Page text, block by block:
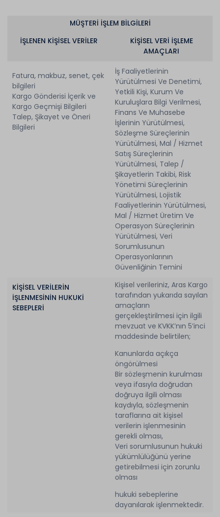
MÜŞTERİ İŞLEM BİLGİLERİ
İŞLENEN KİŞİSEL VERİLER
KİŞİSEL VERİ İŞLEME
AMAÇLARI
Fatura, makbuz, senet, çek
bilgileri
Kargo Gönderisi İçerik ve
Kargo Geçmişi Bilgileri
Talep, Şikayet ve Öneri
Bilgileri
İş Faaliyetlerinin
Yürütülmesi Ve Denetimi,
Yetkili Kişi, Kurum Ve
Kuruluşlara Bilgi Verilmesi,
Finans Ve Muhasebe
İşlerinin Yürütülmesi,
Sözleşme Süreçlerinin
Yürütülmesi, Mal / Hizmet
Satış Süreçlerinin
Yürütülmesi, Talep /
Şikayetlerin Takibi, Risk
Yönetimi Süreçlerinin
Yürütülmesi, Lojistik
Faaliyetlerinin Yürütülmesi,
Mal / Hizmet Üretim Ve
Operasyon Süreçlerinin
Yürütülmesi, Veri
Sorumlusunun
Operasyonlarının
Güvenliğinin Temini
KİŞİSEL VERİLERİN
İŞLENMESİNİN HUKUKİ
SEBEPLERİ
Kişisel verileriniz, Aras Kargo
tarafından yukarıda sayılan
amaçların
gerçekleştirilmesi için ilgili
mevzuat ve KVKK’nın 5’inci
maddesinde belirtilen;
Kanunlarda açıkça
öngörülmesi
Bir sözleşmenin kurulması
veya ifasıyla doğrudan
doğruya ilgili olması
kaydıyla, sözleşmenin
taraflarına ait kişisel
verilerin işlenmesinin
gerekli olması,
Veri sorumlusunun hukuki
yükümlülüğünü yerine
getirebilmesi için zorunlu
olması
hukuki sebeplerine
dayanılarak işlenmektedir.